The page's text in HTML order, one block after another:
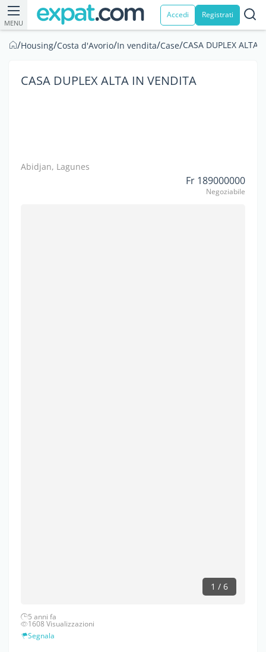
MENU
Accedi Registrati
/Housing/Costa d'Avorio/In vendita/Case/CASA DUPLEX ALTA
CASA DUPLEX ALTA IN VENDITA
Abidjan, Lagunes
Fr 189000000
Negoziabile
1 / 6
5 anni fa
1608 Visualizzazioni
Segnala